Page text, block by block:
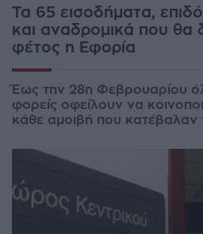
Τα 65 εισοδήματα,
και αναδρομικά που θα
φέτος η Εφορία
Έως την 28η Φεβρουαρίου
φορείς οφείλουν να
κάθε αμοιβή που κατέβαλαν